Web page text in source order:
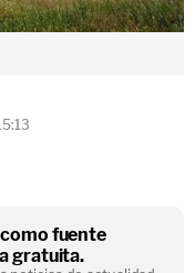
como fuente
gratuita.